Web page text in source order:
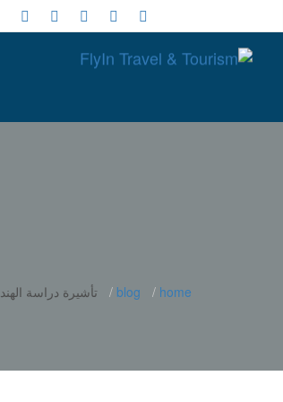
home
blog تأشيرة دراسة الهند